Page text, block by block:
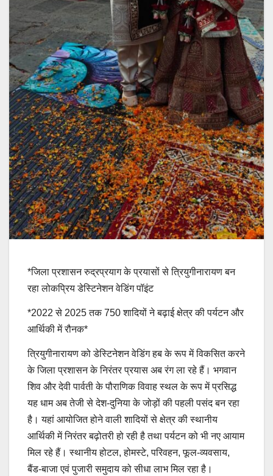
*जिला प्रशासन रुद्रप्रयाग के प्रयासों से त्रियुगीनारायण बन
रहा लोकप्रिय डेस्टिनेशन वेडिंग पॉइंट
*2022 से 2025 तक 750 शादियों ने बढ़ाई क्षेत्र की पर्यटन और
आर्थिकी में रौनक*
त्रियुगीनारायण को डेस्टिनेशन वेडिंग हब के रूप में विकसित करने
के जिला प्रशासन के निरंतर प्रयास अब रंग ला रहे हैं। भगवान
शिव और देवी पार्वती के पौराणिक विवाह स्थल के रूप में प्रसिद्ध
यह धाम अब तेजी से देश-दुनिया के जोड़ों की पहली पसंद बन रहा
है। यहां आयोजित होने वाली शादियों से क्षेत्र की स्थानीय
आर्थिकी में निरंतर बढ़ोतरी हो रही है तथा पर्यटन को भी नए आयाम
मिल रहे हैं। स्थानीय होटल, होमस्टे, परिवहन, फूल-व्यवसाय,
बैंड-बाजा एवं पुजारी समुदाय को सीधा लाभ मिल रहा है।